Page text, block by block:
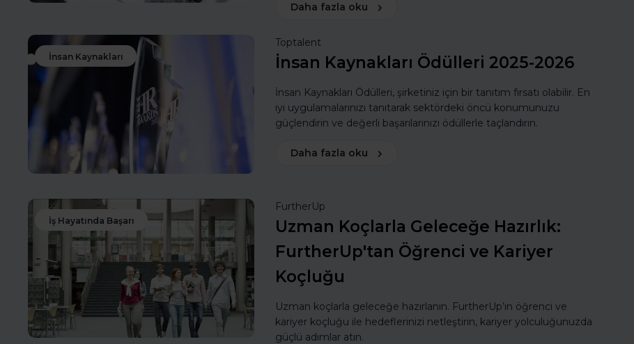
Daha fazla oku
İnsan Kaynakları
Toptalent
İnsan Kaynakları Ödülleri 2025-2026
İnsan Kaynakları Ödülleri, şirketiniz için bir tanıtım fırsatı olabilir. En
iyi uygulamalarınızı tanıtarak sektördeki öncü konumunuzu
güçlendirin ve değerli başarılarınızı ödüllerle taçlandırın.
Daha fazla oku
İş Hayatında Başarı
FurtherUp
Uzman Koçlarla Geleceğe Hazırlık:
FurtherUp'tan Öğrenci ve Kariyer
Koçluğu
Uzman koçlarla geleceğe hazırlanın. FurtherUp’ın öğrenci ve
kariyer koçluğu ile hedeflerinizi netleştirin, kariyer yolculuğunuzda
güçlü adımlar atın.